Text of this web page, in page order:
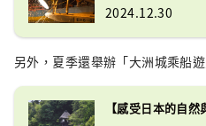
2024.12.30
另外，夏季還舉辦「大洲城乘船
【感受日本的自